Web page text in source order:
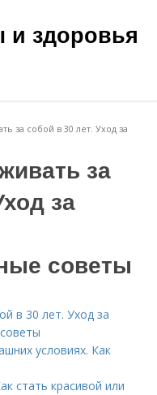
и здоровья
за собой в 30 лет. Уход за
за
за
советы
в 30 лет. Уход за
условиях. Как
стать красивой или